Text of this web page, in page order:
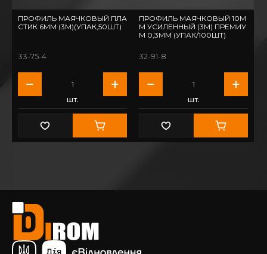
ПРОФИЛЬ МАЯЧКОВЫЙ ПЛА
СТИК 6ММ (3М)(УПАК,50ШТ)
33-75-4
шт.
ПРОФИЛЬ МАЯЧКОВЫЙ 10М
М УСИЛЕННЫЙ (3М) ПРЕМИУ
М 0,3ММ (УПАК/100ШТ)
32-91-8
шт.